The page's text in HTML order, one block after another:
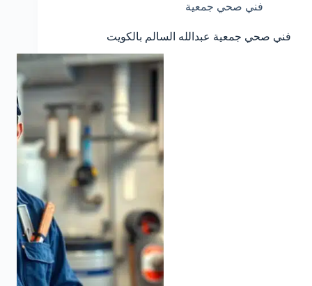
فني صحي جمعية
فني صحي جمعية عبدالله السالم بالكويت